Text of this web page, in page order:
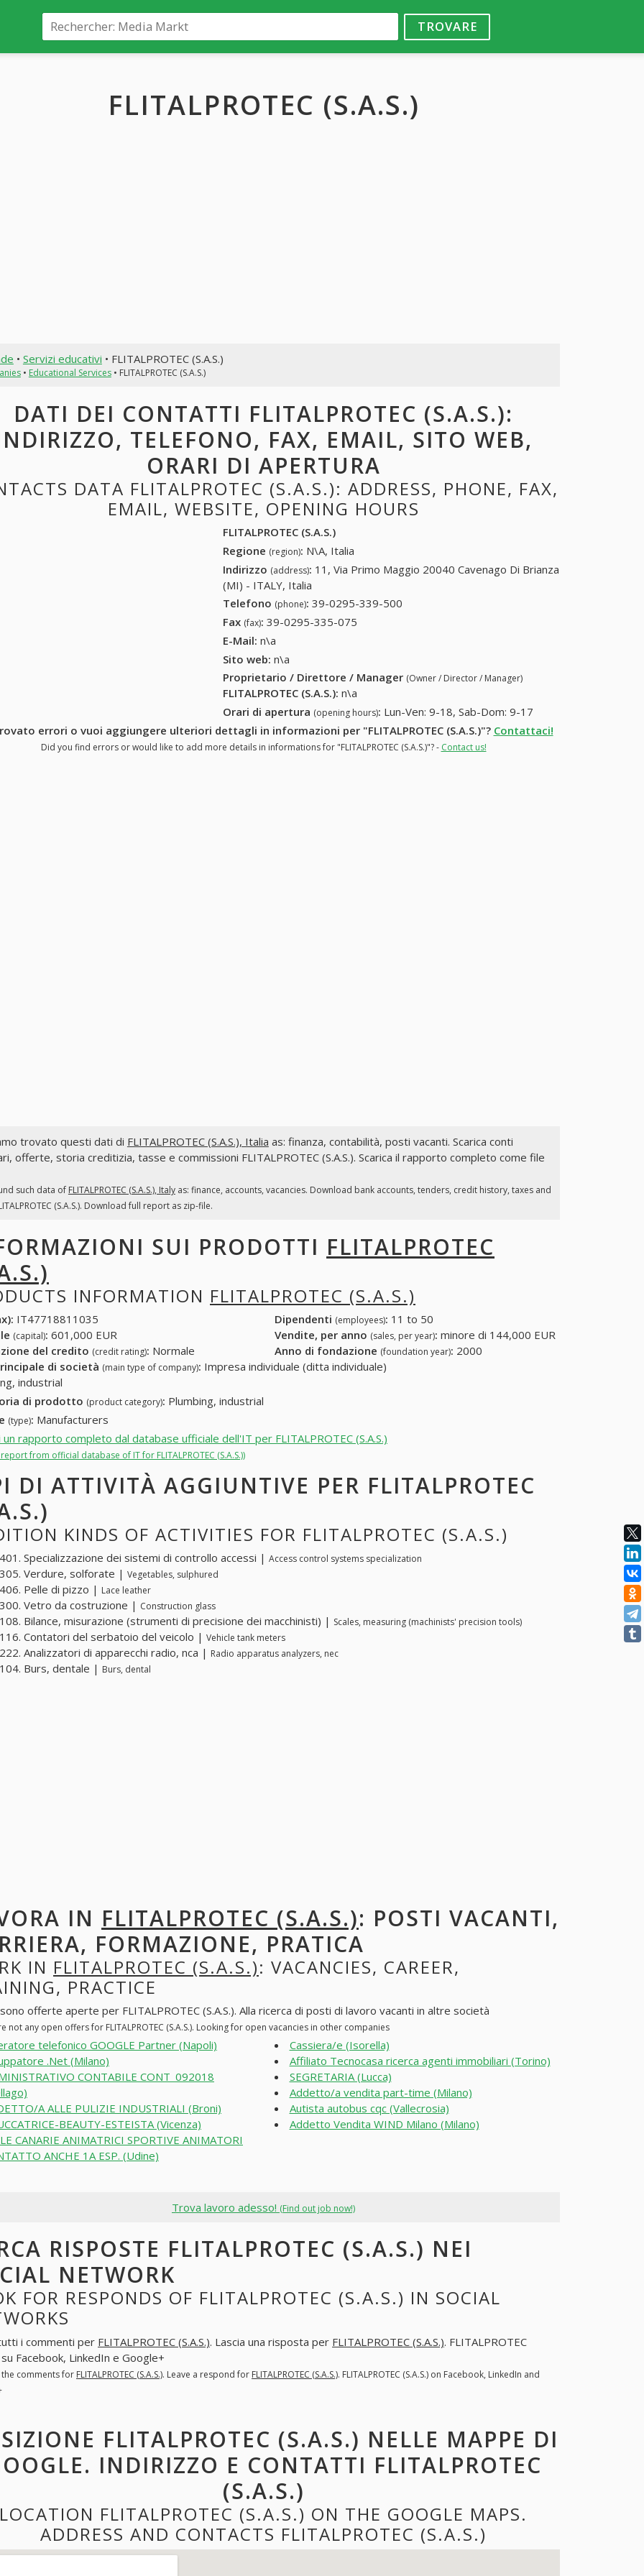
TROVARE
FLITALPROTEC (S.A.S.)
• Servizi educativi • FLITALPROTEC (S.A.S.)
• Educational Services• FLITALPROTEC (S.A.S.)
DATI DEI CONTATTI FLITALPROTEC (S.A.S.):
TELEFONO, FAX, EMAIL, SITO WEB,
ORARI DI APERTURA
DATA FLITALPROTEC (S.A.S.): ADDRESS, PHONE, FAX,
EMAIL, WEBSITE, OPENING HOURS
FLITALPROTEC (S.A.S.)
Regione (region): N\A, Italia
Indirizzo (address): 11, Via Primo Maggio 20040 Cavenago Di Brianza
(MI) - ITALY, Italia
Telefono (phone): 39-0295-339-500
Fax (fax): 39-0295-335-075
E-Mail: n\a
Sito web: n\a
Proprietario / Direttore / Manager (Owner / Director / Manager)
FLITALPROTEC (S.A.S.): n\a
Orari di apertura (opening hours): Lun-Ven: 9-18, Sab-Dom: 9-17
errori o vuoi aggiungere ulteriori dettagli in informazioni per "FLITALPROTEC (S.A.S.)"? Contattaci!
Did you find errors or would like to add more details in informations for "FLITALPROTEC (S.A.S.)"? - Contact us!
trovato questi dati di FLITALPROTEC (S.A.S.), Italia as: finanza, contabilità, posti vacanti. Scarica conti
offerte, storia creditizia, tasse e commissioni FLITALPROTEC (S.A.S.). Scarica il rapporto completo come file
such data of FLITALPROTEC (S.A.S.), Italyas: finance, accounts, vacancies. Download bank accounts, tenders, credit history, taxes and
(S.A.S.). Download full report as zip-file.
SUI PRODOTTI FLITALPROTEC
INFORMATION FLITALPROTEC (S.A.S.)
IT47718811035 Dipendenti (employees): 11 to 50
(capital): 601,000 EUR Vendite, per anno (sales, per year): minore di 144,000 EUR
del credito (credit rating): Normale Anno di fondazione (foundation year): 2000
di società (main type of company): Impresa individuale (ditta individuale)
industrial
di prodotto (product category): Plumbing, industrial
(type): Manufacturers
rapporto completo dal database ufficiale dell'IT per FLITALPROTEC (S.A.S.)
from official database of IT for FLITALPROTEC (S.A.S.))
DI ATTIVITÀ AGGIUNTIVE PER FLITALPROTEC
KINDS OF ACTIVITIES FOR FLITALPROTEC (S.A.S.)
Specializzazione dei sistemi di controllo accessi | Access control systems specialization
Verdure, solforate | Vegetables, sulphured
Pelle di pizzo | Lace leather
Vetro da costruzione | Construction glass
Bilance, misurazione (strumenti di precisione dei macchinisti) | Scales, measuring (machinists' precision tools)
Contatori del serbatoio del veicolo | Vehicle tank meters
Analizzatori di apparecchi radio, nca | Radio apparatus analyzers, nec
Burs, dentale | Burs, dental
IN FLITALPROTEC (S.A.S.): POSTI VACANTI,
FORMAZIONE, PRATICA
IN FLITALPROTEC (S.A.S.): VACANCIES, CAREER,
PRACTICE
offerte aperte per FLITALPROTEC (S.A.S.). Alla ricerca di posti di lavoro vacanti in altre società
not any open offers for FLITALPROTEC (S.A.S.). Looking for open vacancies in other companies
telefonico GOOGLE Partner (Napoli)
.Net (Milano)
CONTABILE CONT_092018
A ALLE PULIZIE INDUSTRIALI (Broni)
BEAUTY-ESTEISTA (Vicenza)
CANARIE ANIMATRICI SPORTIVE ANIMATORI
ANCHE 1A ESP. (Udine)
Cassiera/e (Isorella)
Affiliato Tecnocasa ricerca agenti immobiliari (Torino)
SEGRETARIA (Lucca)
Addetto/a vendita part-time (Milano)
Autista autobus cqc (Vallecrosia)
Addetto Vendita WIND Milano (Milano)
Trova lavoro adesso! (Find out job now!)
RISPOSTE FLITALPROTEC (S.A.S.) NEI
NETWORK
FOR RESPONDS OF FLITALPROTEC (S.A.S.) IN SOCIAL
i commenti per FLITALPROTEC (S.A.S.). Lascia una risposta per FLITALPROTEC (S.A.S.). FLITALPROTEC
su Facebook, LinkedIn e Google+
the comments for FLITALPROTEC (S.A.S.). Leave a respond for FLITALPROTEC (S.A.S.). FLITALPROTEC (S.A.S.) on Facebook, LinkedIn and
FLITALPROTEC (S.A.S.) NELLE MAPPE DI
INDIRIZZO E CONTATTI FLITALPROTEC
(S.A.S.)
LOCATION FLITALPROTEC (S.A.S.) ON THE GOOGLE MAPS.
ADDRESS AND CONTACTS FLITALPROTEC (S.A.S.)